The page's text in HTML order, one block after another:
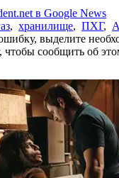
в Google News
, хранилище, ПХГ,
выделите
сообщить об